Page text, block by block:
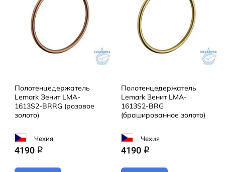
Полотенцедержатель
Lemark Зенит LMA-
1613S2-BRRG (розовое
золото)
Чехия
4190 q
Полотенцедержатель
Lemark Зенит LMA-
1613S2-BRG
(брашированное золото)
Чехия
4190 q